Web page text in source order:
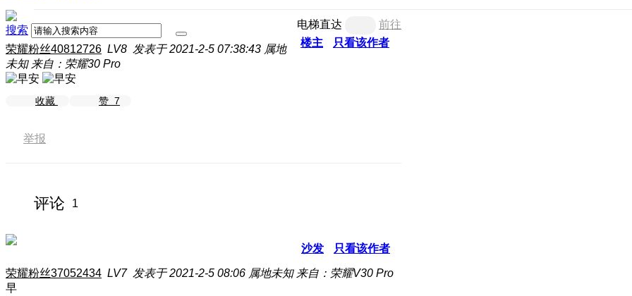
搜索 电梯直达
前往
楼主
只看该作者
荣耀粉丝40812726 LV8 发表于 2021-2-5 07:38:43 属地
未知 来自：荣耀30 Pro
收藏 赞 7
举报
评论 1
沙发 只看该作者
荣耀粉丝37052434 LV7 发表于 2021-2-5 08:06 属地未知 来自：荣耀V30 Pro
早